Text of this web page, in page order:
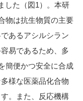
した（図1）。本研
物は抗生物質の主要
あるアシルシラン
易であるため、多
簡便かつ安全に合成
様な医薬品化合物
。また、反応機構